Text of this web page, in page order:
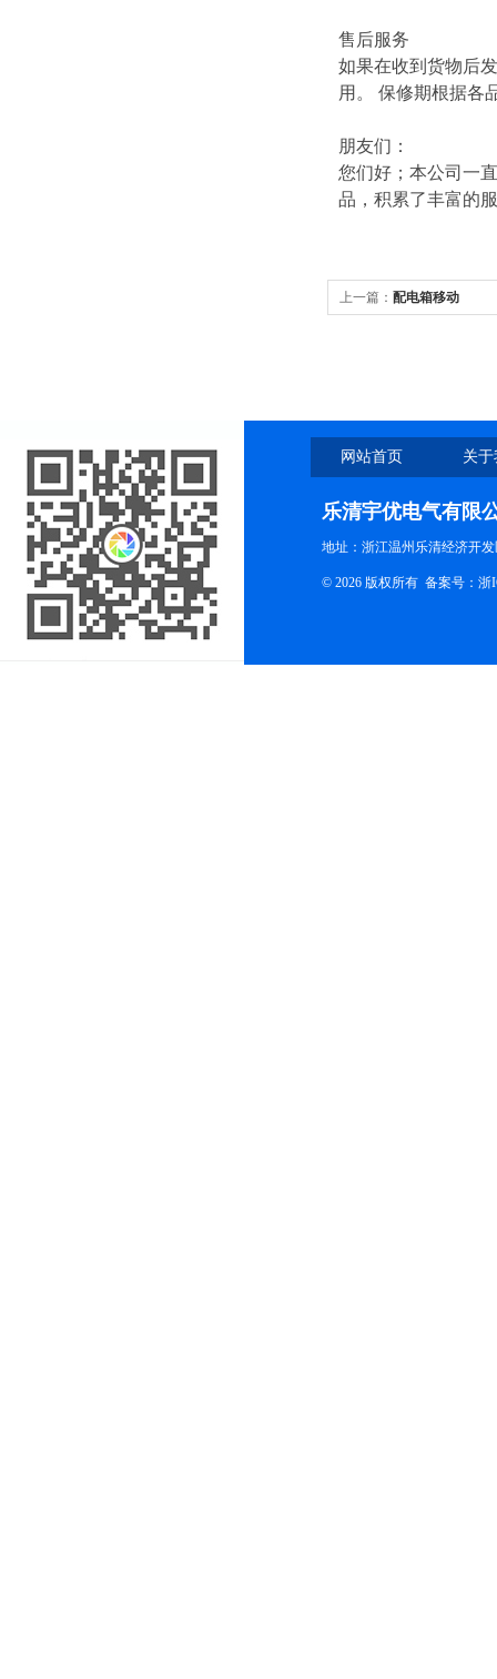
售后服务
如果在收到货物后
用。 保修期根据各
朋友们：
您们好；本公司一
品，积累了丰富的
上一篇： 配电箱移动
网站首页 关
乐清宇优电气有限
地址：浙江温州乐清经济开
© 2026 版权所有 备案号：浙